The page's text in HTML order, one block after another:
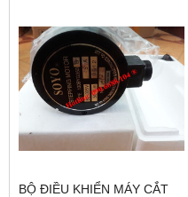
BỘ ĐIỀU KHIỂN MÁY CẮT